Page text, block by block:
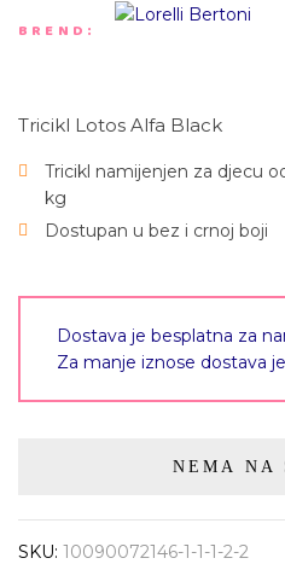
BREND:
Tricikl Lotos Alfa Black
Tricikl namijenjen za djecu
kg
Dostupan u bez i crnoj boji
Dostava je besplatna za
Za manje iznose dostava
NEMA NA
SKU: 10090072146-1-1-1-2-2